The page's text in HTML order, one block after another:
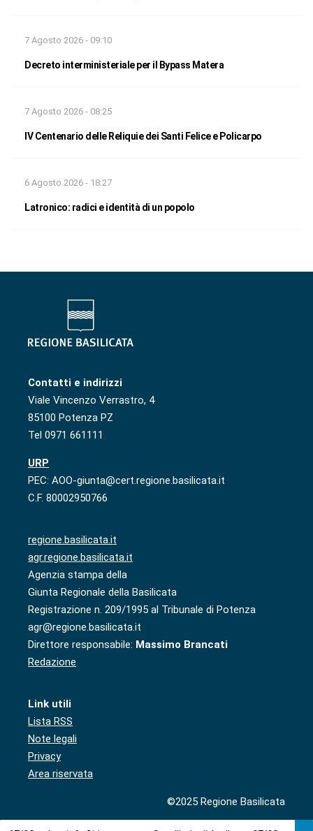
7 Agosto 2026 - 09:10
Decreto interministeriale per il Bypass Matera
7 Agosto 2026 - 08:25
IV Centenario delle Reliquie dei Santi Felice e Policarpo
6 Agosto 2026 - 18:27
Latronico: radici e identità di un popolo
Contatti e indirizzi
Viale Vincenzo Verrastro, 4
85100 Potenza PZ
Tel 0971 661111
URP
PEC: AOO-giunta@cert.regione.basilicata.it
C.F. 80002950766
regione.basilicata.it
agr.regione.basilicata.it
Agenzia stampa della
Giunta Regionale della Basilicata
Registrazione n. 209/1995 al Tribunale di Potenza
agr@regione.basilicata.it
Direttore responsabile: Massimo Brancati
Redazione
Link utili
Lista RSS
Note legali
Privacy
Area riservata
©2025 Regione Basilicata